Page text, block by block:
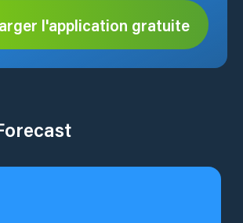
l'application gratuite